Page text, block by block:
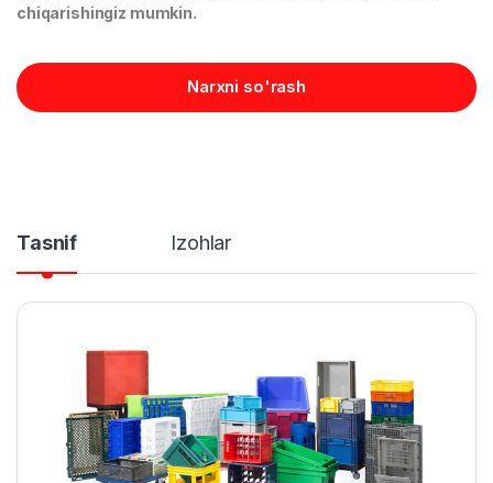
chiqarishingiz mumkin.
Narxni so'rash
Tasnif Izohlar